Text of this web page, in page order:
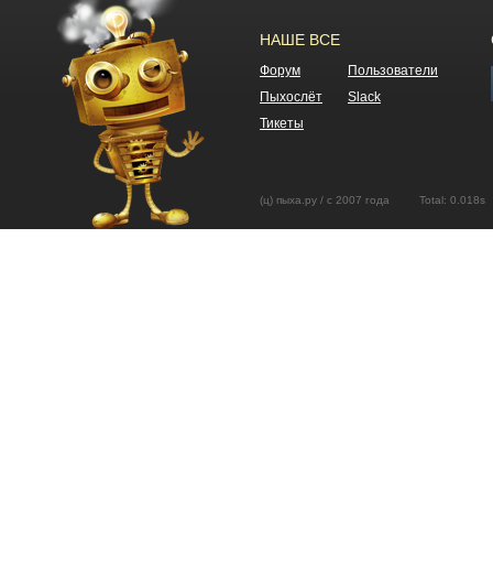
НАШЕ ВСЕ
Форум
Пользователи
Пыхослёт
Slack
Тикеты
(ц) пыха.ру / с 2007 года Total: